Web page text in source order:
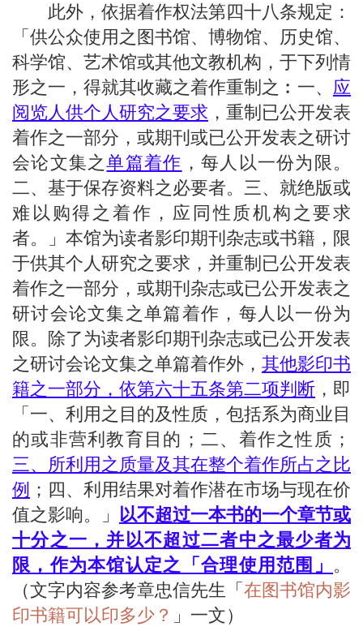
此外，依据着作权法第四十八条规定：
「供公众使用之图书馆、博物馆、历史馆、
科学馆、艺术馆或其他文教机构，于下列情
形之一，得就其收藏之着作重制之︰一、 应
阅览人供个人研究之要求 ，重制已公开发表
着作之一部分，或期刊或已公开发表之研讨
会论文集之单篇着作 ，每人以一份为限。
二、基于保存资料之必要者。三、就绝版或
难以购得之着作，应同性质机构之要求
者。」本馆为读者影印期刊杂志或书籍，限
于供其个人研究之要求，并重制已公开发表
着作之一部分，或期刊杂志或已公开发表之
研讨会论文集之单篇着作，每人以一份为
限。除了为读者影印期刊杂志或已公开发表
之研讨会论文集之单篇着作外， 其他影印书
籍之一部分，依第六十五条第二项判断 ，即
「一、利用之目的及性质，包括系为商业目
的或非营利教育目的；二、着作之性质；
三、所利用之质量及其在整个着作所占之比
例 ；四、利用结果对着作潜在市场与现在价
值之影响。」
以不超过一本书的一个章节或
十分之一，并以不超过二者中之最少者为
限，作为本馆认定之「合理使用范围」 。
（文字内容参考章忠信先生「 在图书馆内影
印书籍可以印多少？ 」一文）